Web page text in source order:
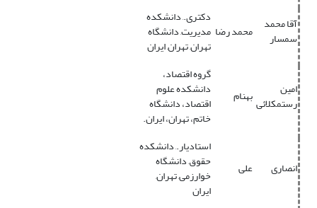
آقا محمد
سمسار محمد رضا
دکتری., دانشکده
مدیریت, دانشگاه
تهران, تهران, ایران
امین
رستمکلائیبهنام
گروه اقتصاد،
دانشکده علوم
اقتصاد، دانشگاه
خاتم، تهران، ایران.
انصاری علی
استادیار., دانشکده
حقوق, دانشگاه
خوارزمی, تهران,
ایران